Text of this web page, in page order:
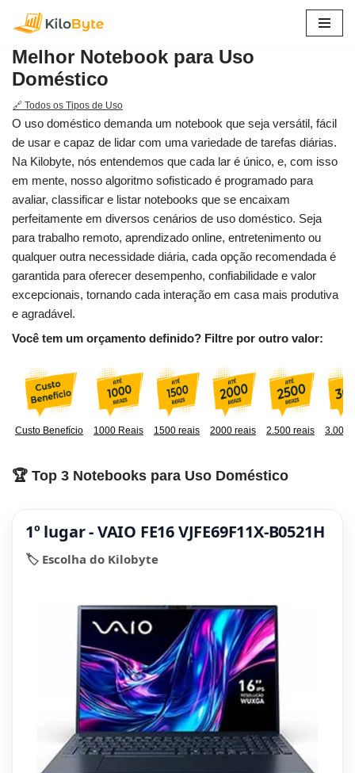
para
o
conteúdo
Melhor Notebook para Uso
Doméstico
🔗 Todos os Tipos de Uso
O uso doméstico demanda um notebook que seja versátil, fácil
de usar e capaz de lidar com uma variedade de tarefas diárias.
Na Kilobyte, nós entendemos que cada lar é único, e, com isso
em mente, nosso algoritmo sofisticado é programado para
avaliar, classificar e listar notebooks que se encaixam
perfeitamente em diversos cenários de uso doméstico. Seja
para trabalho remoto, aprendizado online, entretenimento ou
qualquer outra necessidade diária, cada opção recomendada é
garantida para oferecer desempenho, confiabilidade e valor
excepcionais, tornando cada interação em casa mais produtiva
e agradável.
Você tem um orçamento definido? Filtre por outro valor:
Custo Benefício 1000 Reais 1500 reais 2000 reais 2.500 reais 3.000
🏆 Top 3 Notebooks para Uso Doméstico
1º lugar - VAIO FE16 VJFE69F11X-B0521H
🏷️ Escolha do Kilobyte